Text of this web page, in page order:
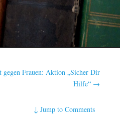
gegen Frauen: Aktion „Sicher Dir
Hilfe“ →
↓Jump to Comments